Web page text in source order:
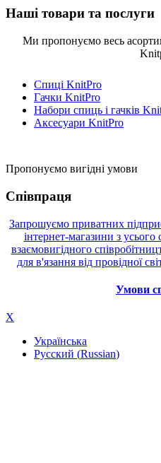
Наші товари та послуги
Ми пропонуємо весь
Спиці KnitPro
Гачки KnitPro
Набори спиць і гачків
Аксесуари KnitPro
Пропонуємо вигідні умови
Співпраця
Запрошуємо приватних
інтернет-магазини з усього
взаємовигідного
для в'язання від провідної
Умови
X
Українська
Русский (Russian)